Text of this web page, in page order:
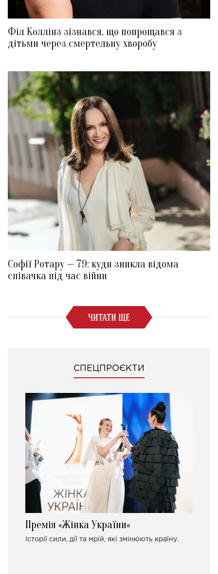
Філ Коллінз зізнався, що попрощався з
дітьми через смертельну хворобу
Софії Ротару — 79: куди зникла відома
співачка під час війни
ЧИТАТИ ЩЕ
СПЕЦПРОЄКТИ
Премія «Жінка України»
Історії сили, дії та мрій, які змінюють країну.